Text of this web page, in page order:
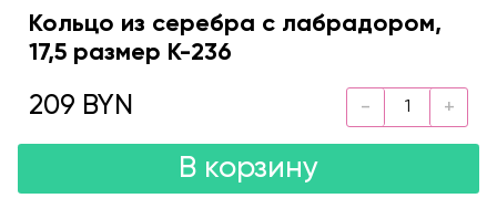
Кольцо из серебра с лабрадором,
17,5 размер K-236
209 BYN
В корзину